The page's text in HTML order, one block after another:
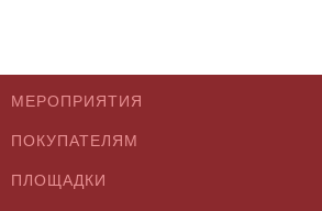
МЕРОПРИЯТИЯ
Концерты
Классика
ПОКУПАТЕЛЯМ
О нас
ПЛОЩАДКИ